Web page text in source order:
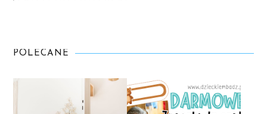
POLECANE